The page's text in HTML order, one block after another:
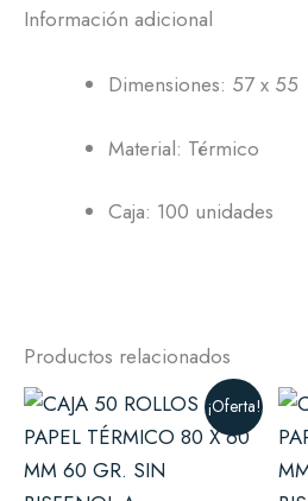
Información adicional
Dimensiones: 57 x 55
Material: Térmico
Caja: 100 unidades
Productos relacionados
¡Oferta!
El
precio
original
era:
60,00 €.
El
precio
actual